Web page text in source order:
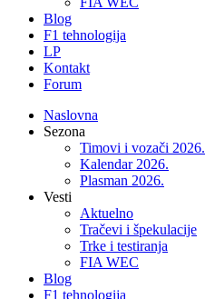
Blog
F1 tehnologija
LP
Kontakt
Forum
Naslovna
Sezona
Timovi i vozači 2026.
Kalendar 2026.
Plasman 2026.
Vesti
Aktuelno
Tračevi i špekulacije
Trke i testiranja
FIA WEC
Blog
F1 tehnologija